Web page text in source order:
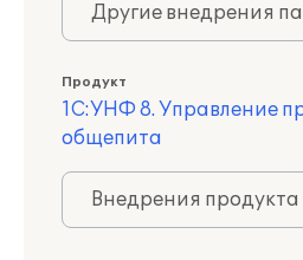
Другие внедрения
Продукт
1С:УНФ 8. Управление
общепита
Внедрения